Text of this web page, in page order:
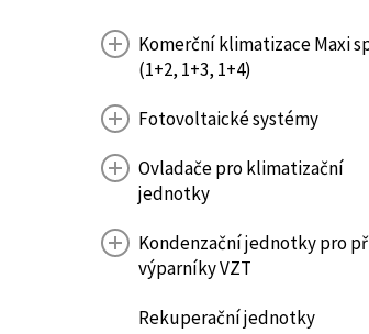
Komerční klimatizace Maxi
(1+2, 1+3, 1+4)
Fotovoltaické systémy
Ovladače pro klimatizační
jednotky
Kondenzační jednotky pro
výparníky VZT
Rekuperační jednotky